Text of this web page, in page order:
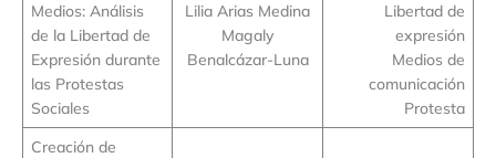
Medios: Análisis
de la Libertad de
Expresión durante
las Protestas
Sociales
Lilia Arias Medina
Magaly
Benalcázar-Luna
Libertad de
expresión
Medios de
comunicación
Protesta
Creación de